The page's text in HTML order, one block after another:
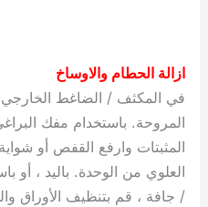
ازالة الحطام والاوساخ
في المكثف / الضاغط الخارجي
المروحة. باستخدام مفك
المثبتات وارفع القفص أو
العلوي من الوحدة. باليد ، أو
/ جافة ، قم بتنظيف الأوراق